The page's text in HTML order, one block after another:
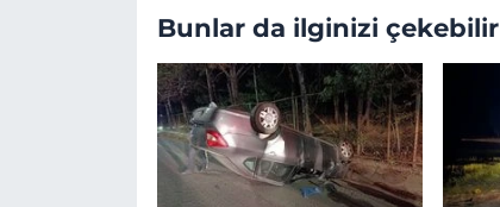
Bunlar da ilginizi çekebilir